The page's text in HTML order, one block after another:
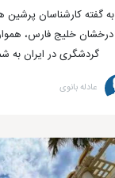
به گفته کارشناسان
درخشان خلیج فارس،
گردشگری در ایران به
عادله بانوی